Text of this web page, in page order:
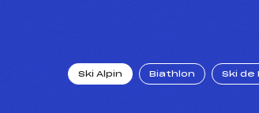
Ski Alpin Biathlon Ski de